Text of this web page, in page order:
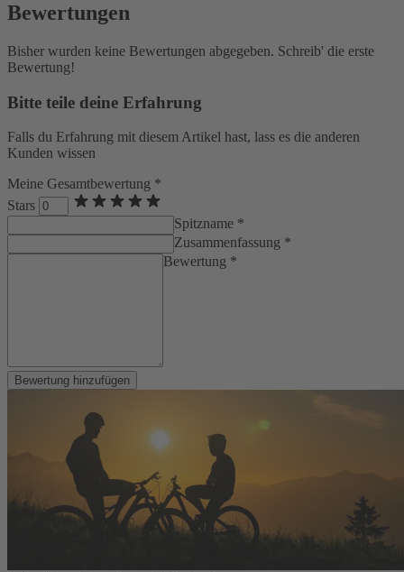
Bewertungen
Bisher wurden keine Bewertungen abgegeben. Schreib' die erste
Bewertung!
Bitte teile deine Erfahrung
Falls du Erfahrung mit diesem Artikel hast, lass es die anderen
Kunden wissen
Meine Gesamtbewertung *
Stars
Spitzname *
Zusammenfassung *
Bewertung *
Bewertung hinzufügen